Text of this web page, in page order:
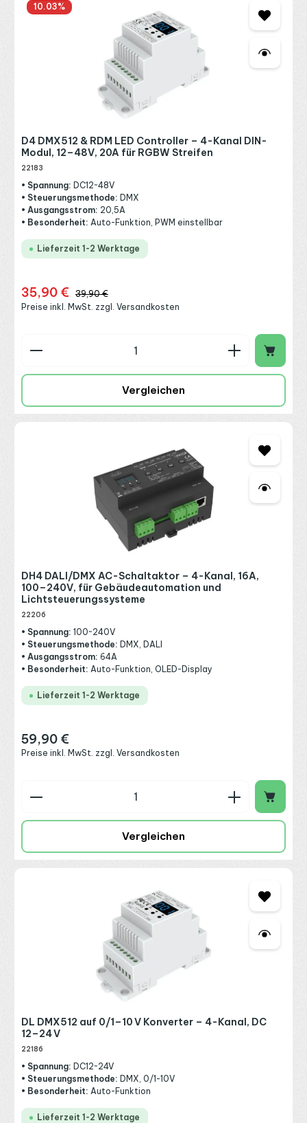
10.03%
D4 DMX512 & RDM LED Controller – 4-Kanal DIN-
Modul, 12–48V, 20A für RGBW Streifen
22183
• Spannung: DC12~48V
• Steuerungsmethode: DMX
• Ausgangsstrom: 20,5A
• Besonderheit: Auto-Funktion, PWM einstellbar
Lieferzeit 1-2 Werktage
Verkaufspreis:
35,90 € Regulärer Preis:
39,90 €
Preise inkl. MwSt. zzgl. Versandkosten
Produkt Anzahl: Gib den gewünschten Wert
Vergleichen
DH4 DALI/DMX AC-Schaltaktor – 4-Kanal, 16A,
100–240V, für Gebäudeautomation und
Lichtsteuerungssysteme
22206
• Spannung: 100~240V
• Steuerungsmethode: DMX, DALI
• Ausgangsstrom: 64A
• Besonderheit: Auto-Funktion, OLED-Display
Lieferzeit 1-2 Werktage
Regulärer Preis:
59,90 €
Preise inkl. MwSt. zzgl. Versandkosten
Produkt Anzahl: Gib den gewünschten Wert
Vergleichen
DL DMX512 auf 0/1–10 V Konverter – 4-Kanal, DC
12–24 V
22186
• Spannung: DC12~24V
• Steuerungsmethode: DMX, 0/1-10V
• Besonderheit: Auto-Funktion
Lieferzeit 1-2 Werktage